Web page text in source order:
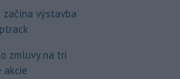
začína výstavba
zmluvy na tri
akcie